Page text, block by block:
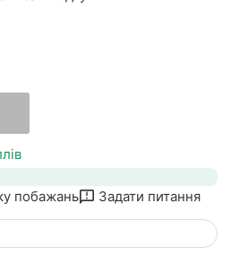
побажань Задати питання